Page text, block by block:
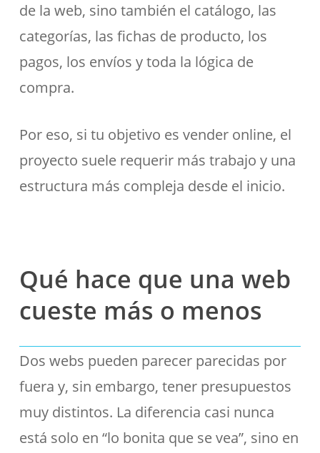
de la web, sino también el catálogo, las
categorías, las fichas de producto, los
pagos, los envíos y toda la lógica de
compra.
Por eso, si tu objetivo es vender online, el
proyecto suele requerir más trabajo y una
estructura más compleja desde el inicio.
Qué hace que una web
cueste más o menos
Dos webs pueden parecer parecidas por
fuera y, sin embargo, tener presupuestos
muy distintos. La diferencia casi nunca
está solo en “lo bonita que se vea”, sino en